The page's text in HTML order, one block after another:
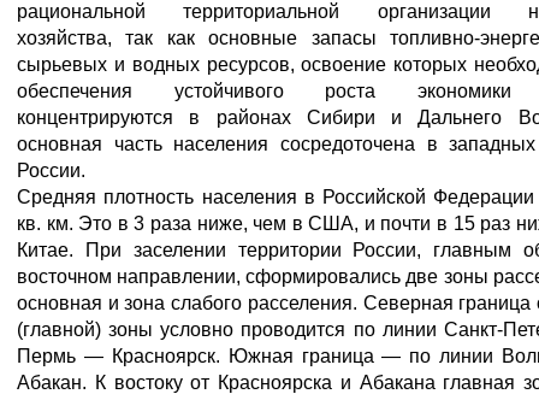
рациональной территориальной организации
хозяйства, так как основные запасы топливно-
сырьевых и водных ресурсов, освоение которых
обеспечения устойчивого роста экономики
концентрируются в районах Сибири и Дальнего
основная часть населения сосредоточена в
России.
Средняя плотность населения в Российской Федерации
кв. км. Это в 3 раза ниже, чем в США, и почти в 15 раз
Китае. При заселении территории России, главным
восточном направлении, сформировались две зоны
основная и зона слабого расселения. Северная граница
(главной) зоны условно проводится по линии Санкт-
Пермь — Красноярск. Южная граница — по линии
Абакан. К востоку от Красноярска и Абакана главная